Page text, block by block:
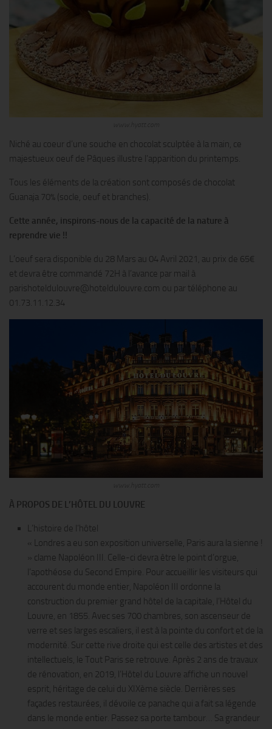
Niché au coeur d’une souche en chocolat sculptée à la main, ce
majestueux oeuf de Pâques illustre l’apparition du printemps.
Tous les éléments de la création sont composés de chocolat
Guanaja 70% (socle, oeuf et branches).
Cette année, inspirons-nous de la capacité de la nature à
reprendre vie !!
L’oeuf sera disponible du 28 Mars au 04 Avril 2021, au prix de 65€
et devra être commandé 72H à l’avance par mail à
parishoteldulouvre@hoteldulouvre.com ou par téléphone au
01.73.11.12.34
À PROPOS DE L’HÔTEL DU LOUVRE
L’histoire de l’hôtel
« Londres a eu son exposition universelle, Paris aura la sienne !
» clame Napoléon III. Celle-ci devra être le point d’orgue,
l’apothéose du Second Empire. Pour accueillir les visiteurs qui
accourent du monde entier, Napoléon III ordonne la
construction du premier grand hôtel de la capitale, l’Hôtel du
Louvre, en 1855. Avec ses 700 chambres, son ascenseur de
verre et ses larges escaliers, il est à la pointe du confort et de la
modernité. Sur cette rive droite qui est celle des artistes et des
intellectuels, le Tout Paris se retrouve. Après 2 ans de travaux
de rénovation, en 2019, l’Hôtel du Louvre affiche un nouvel
esprit, héritage de celui du XIXème siècle. Derrières ses
façades restaurées, il dévoile ce panache qui a fait sa légende
dans le monde entier. Passez sa porte tambour… Sa grandeur